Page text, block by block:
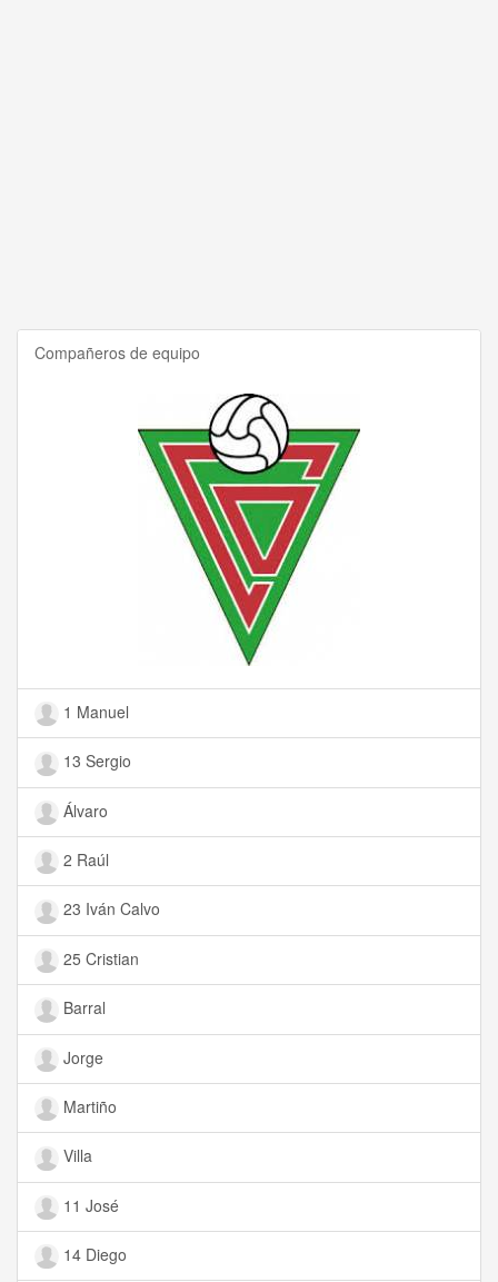
Compañeros de equipo
1 Manuel
13 Sergio
Álvaro
2 Raúl
23 Iván Calvo
25 Cristian
Barral
Jorge
Martiño
Villa
11 José
14 Diego